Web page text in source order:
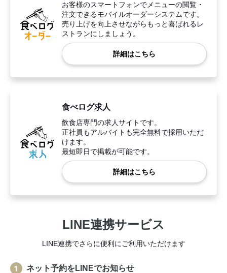
お客様のスマートフォンでメニューの閲覧・
注文できるモバイルオーダーシステムです。
売り上げを向上させながらもっと喜ばれるレ
ストランにしましょう。
詳細はこちら
食べログ求人
飲食店専門の求人サイトです。
正社員もアルバイトも完全無料で採用いただ
けます。
最短即日で掲載が可能です。
詳細はこちら
LINE連携サービス
LINE連携でさらに便利にご利用いただけます
ネット予約をLINEでお知らせ